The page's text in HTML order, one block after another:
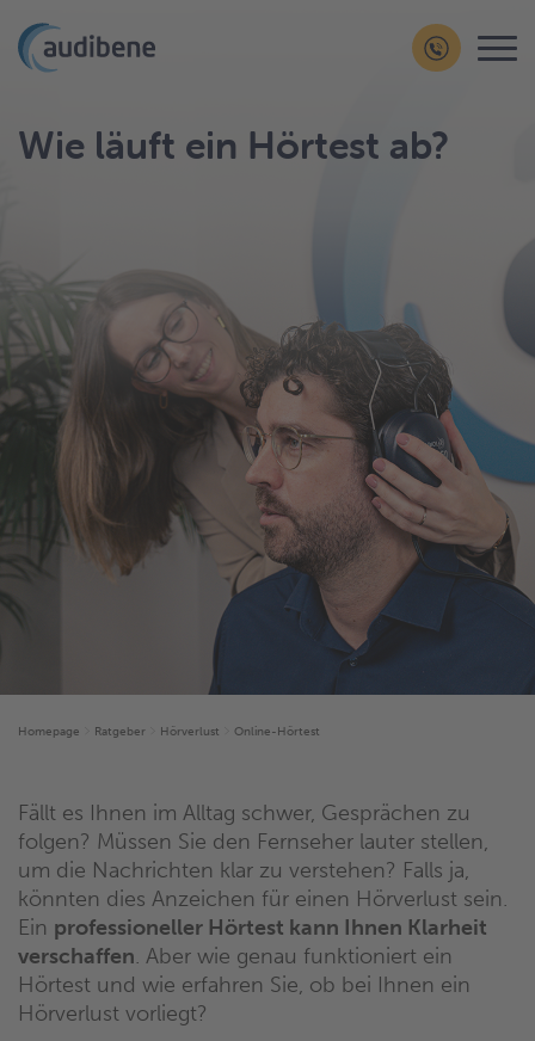
Wie läuft ein Hörtest ab?
Homepage Ratgeber Hörverlust Online-Hörtest
Fällt es Ihnen im Alltag schwer, Gesprächen zu
folgen? Müssen Sie den Fernseher lauter stellen,
um die Nachrichten klar zu verstehen? Falls ja,
könnten dies Anzeichen für einen Hörverlust sein.
Ein professioneller Hörtest kann Ihnen Klarheit
verschaffen. Aber wie genau funktioniert ein
Hörtest und wie erfahren Sie, ob bei Ihnen ein
Hörverlust vorliegt?